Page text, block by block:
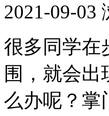
2021-09-03
很多同学在
围，就会
么办呢？掌